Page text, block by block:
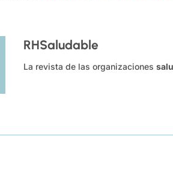
RHSaludable
La revista de las organizaciones